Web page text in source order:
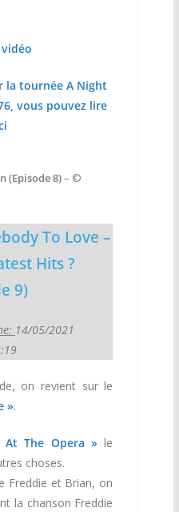
la tournée A Night
vous pouvez lire
(Episode 8)– ©
To Love –
Hits ?
9)
14/05/2021
on revient sur le
».
The Opera » le
choses.
Freddie et Brian, on
la chanson Freddie